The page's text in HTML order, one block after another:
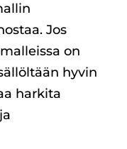
Jos
on
hyvin
harkita